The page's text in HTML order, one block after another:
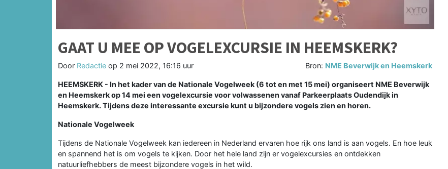
GAAT U MEE OP VOGELEXCURSIE IN HEEMSKERK?
Door Redactie op 2 mei 2022, 16:16 uur Bron: NME Beverwijk en Heemskerk
HEEMSKERK - In het kader van de Nationale Vogelweek (6 tot en met 15 mei) organiseert NME Beverwijk
en Heemskerk op 14 mei een vogelexcursie voor volwassenen vanaf Parkeerplaats Oudendijk in
Heemskerk. Tijdens deze interessante excursie kunt u bijzondere vogels zien en horen.
Nationale Vogelweek
Tijdens de Nationale Vogelweek kan iedereen in Nederland ervaren hoe rijk ons land is aan vogels. En hoe leuk
en spannend het is om vogels te kijken. Door het hele land zijn er vogelexcursies en ontdekken
natuurliefhebbers de meest bijzondere vogels in het wild.